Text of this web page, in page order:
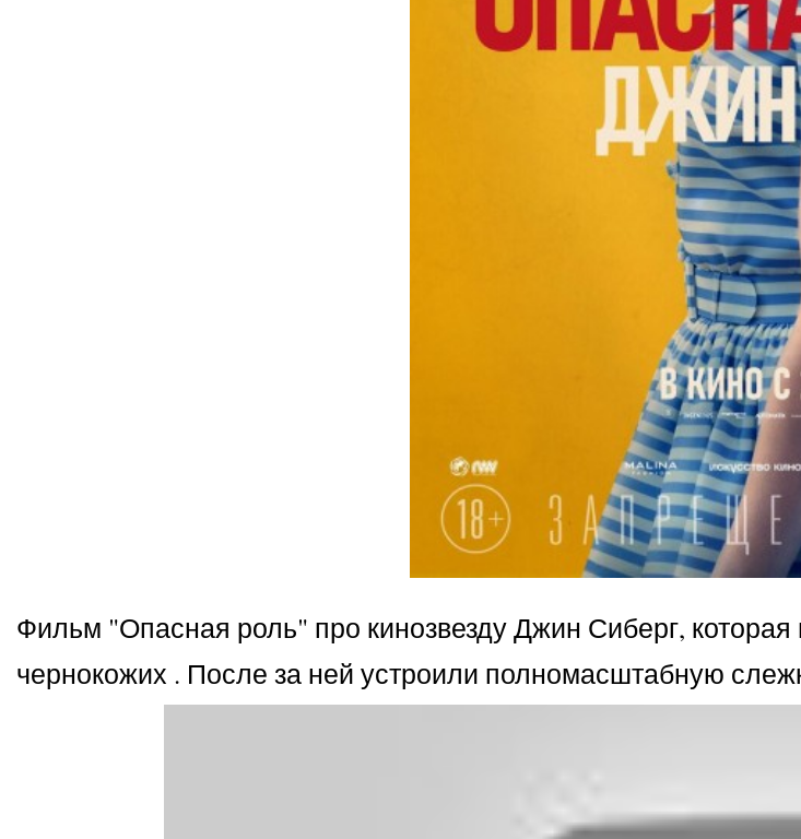
Фильм "Опасная роль" про кинозвезду Джин Сиберг,
чернокожих . После за ней устроили полномасштабную